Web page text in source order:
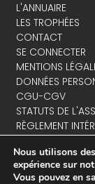
L'ANNUAIRE
LES TROPHÉES
CONTACT
SE CONNECTER
MENTIONS
DONNÉES
CGU-CGV
STATUTS DE
RÈGLEMENT
NOUS
Nous utilisons
expérience sur
Vous pouvez en